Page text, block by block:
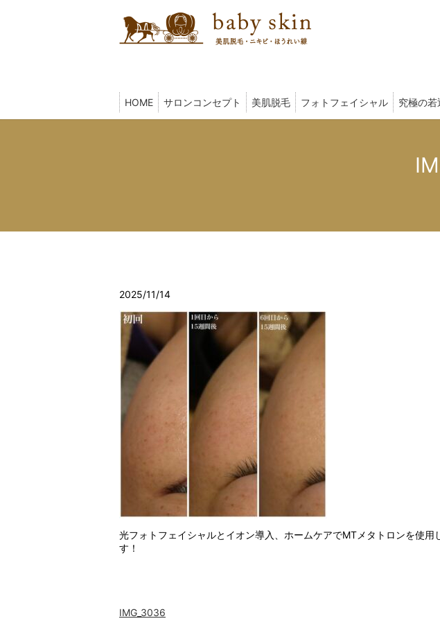
HOME サロンコンセプト 美肌脱毛 フォトフェイシャル 究極の若
2025/11/14
光フォトフェイシャルとイオン導入、ホームケアでMTメタトロンを使
す！
IMG_3036